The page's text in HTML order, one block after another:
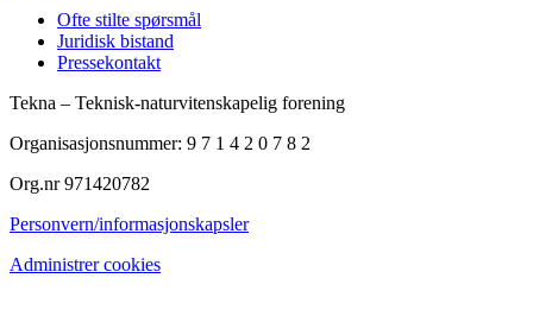
Ofte stilte spørsmål
Juridisk bistand
Pressekontakt
Tekna – Teknisk-naturvitenskapelig forening
Organisasjonsnummer: 9 7 1 4 2 0 7 8 2
Org.nr 971420782
Personvern/informasjonskapsler
Administrer cookies